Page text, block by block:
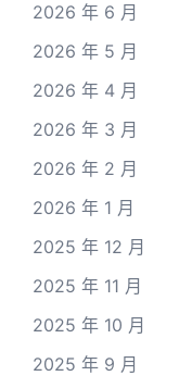
2026 年 6 月
2026 年 5 月
2026 年 4 月
2026 年 3 月
2026 年 2 月
2026 年 1 月
2025 年 12 月
2025 年 11 月
2025 年 10 月
2025 年 9 月